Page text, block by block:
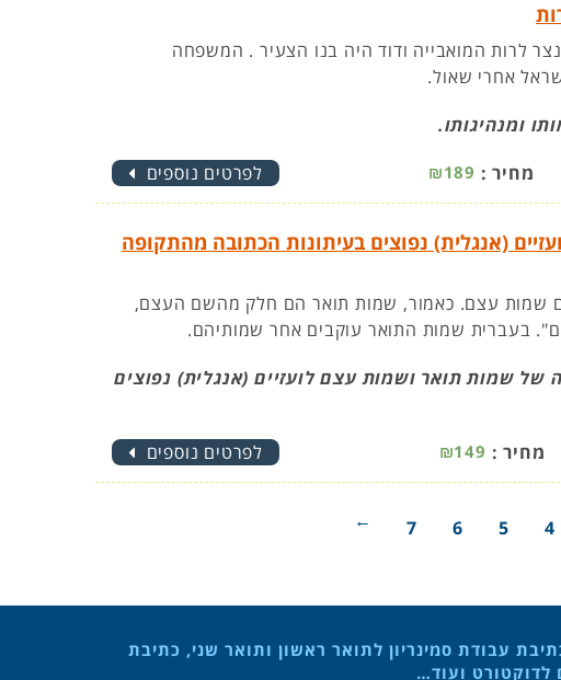
לרות המואבייה ודוד היה בנו הצעיר . המשפחה
אחרי שאול.
ומנהיגותו.
מחיר : ₪189 לפרטים נוספים
(אנגלית) נפוצים בעיתונות הכתובה מהתקופה
שמות עצם. כאמור, שמות תואר הם חלק מהשם העצם,
בעברית שמות התואר עוקבים אחר שמותיהם.
שמות תואר ושמות עצם לועזיים (אנגלית) נפוצים
מחיר : ₪149 לפרטים נוספים
4
5
6
7
→
עבודת סמינריון לתואר ראשון ותואר שני, כתיבת
לדוקטורט ועוד…